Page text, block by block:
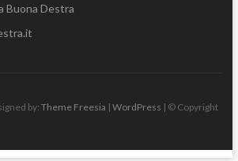
Buona Destra
by:Theme Freesia | WordPress | © Copyright